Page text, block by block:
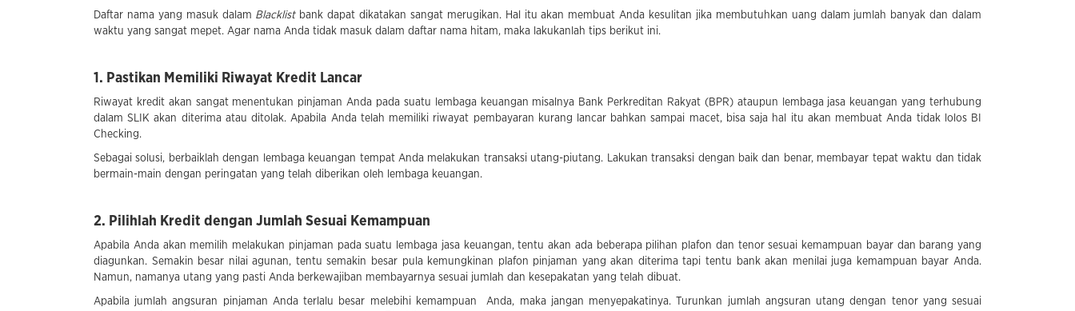
Daftar nama yang masuk dalam Blacklist bank dapat dikatakan sangat merugikan. Hal itu akan membuat Anda kesulitan jika membutuhkan uang dalam jumlah banyak dan dalam
waktu yang sangat mepet. Agar nama Anda tidak masuk dalam daftar nama hitam, maka lakukanlah tips berikut ini.
1. Pastikan Memiliki Riwayat Kredit Lancar
Riwayat kredit akan sangat menentukan pinjaman Anda pada suatu lembaga keuangan misalnya Bank Perkreditan Rakyat (BPR) ataupun lembaga jasa keuangan yang terhubung
dalam SLIK akan diterima atau ditolak. Apabila Anda telah memiliki riwayat pembayaran kurang lancar bahkan sampai macet, bisa saja hal itu akan membuat Anda tidak lolos BI
Checking.
Sebagai solusi, berbaiklah dengan lembaga keuangan tempat Anda melakukan transaksi utang-piutang. Lakukan transaksi dengan baik dan benar, membayar tepat waktu dan tidak
bermain-main dengan peringatan yang telah diberikan oleh lembaga keuangan.
2. Pilihlah Kredit dengan Jumlah Sesuai Kemampuan
Apabila Anda akan memilih melakukan pinjaman pada suatu lembaga jasa keuangan, tentu akan ada beberapa pilihan plafon dan tenor sesuai kemampuan bayar dan barang yang
diagunkan. Semakin besar nilai agunan, tentu semakin besar pula kemungkinan plafon pinjaman yang akan diterima tapi tentu bank akan menilai juga kemampuan bayar Anda.
Namun, namanya utang yang pasti Anda berkewajiban membayarnya sesuai jumlah dan kesepakatan yang telah dibuat.
Apabila jumlah angsuran pinjaman Anda terlalu besar melebihi kemampuan Anda, maka jangan menyepakatinya. Turunkan jumlah angsuran utang dengan tenor yang sesuai